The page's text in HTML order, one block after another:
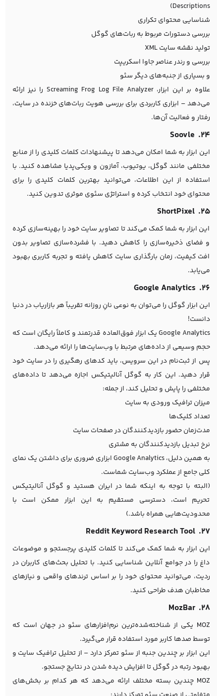
Descriptions)
شناسایی محتوای تکراری
بررسی دستورات مربوط به ربات‌های گوگل
تولید نقشه سایت XML
بررسی و رندر عناصر جاوا اسکریپت
و بسیاری از جنبه‌های دیگر سئو
علاوه بر این ابزار، Screaming Frog Log File Analyzer را نیز ارائه
می‌دهد – ابزاری کاربردی برای بررسی هویت ربات‌های خزنده در سایت،
رفتار و فعالیت آن‌ها.
۲۴. Soovle
این ابزار به شما امکان می‌دهد تا پیشنهادات کلمات کلیدی را از منابع
مختلفی مانند گوگل، یوتیوب، آمازون و ویکی‌پدیا مشاهده کنید. با
استفاده از این اطلاعات، می‌توانید بهترین کلمات کلیدی را برای
محتوای خود انتخاب کرده و استراتژی سئوی موثری تدوین کنید.
۲۵. ShortPixel
این ابزار به شما کمک می‌کند تا تصاویر سایت خود را بهینه‌سازی کرده
و فضای ذخیره‌سازی را کاهش دهید. با فشرده‌سازی تصاویر بدون
افت کیفیت، زمان بارگذاری سایت کاهش یافته و تجربه کاربری بهبود
می‌یابد.
۲۶. Google Analytics
این ابزار گوگل را می‌توان به نوعی نانِ روزانه تقریباً هر بازاریاب در دنیا
دانست!
Google Analytics یک ابزار فوق‌العاده قدرتمند و کاملاً رایگان است که
حجم وسیعی از داده‌های مرتبط با وب‌سایت‌ها را ارائه می‌دهد.
پس از ثبت‌نام در این سرویس، باید کدهای رهگیری را در سایت خود
قرار دهید. این کار به گوگل آنالیتیکس اجازه می‌دهد تا داده‌های
مختلفی را پایش و تحلیل کند، از جمله:
میزان ترافیک ورودی به سایت
تعداد کلیک‌ها
مدت‌زمان حضور بازدیدکنندگان در صفحات سایت
نرخ تبدیل بازدیدکنندگان به مشتری
به همین دلیل، Google Analytics ابزاری ضروری برای داشتن یک نمای
کلی جامع از عملکرد وب‌سایت شماست.
(البته با توجه به اینکه شما در ایران هستید و گوگل آنالیتیکس
تحریم است، دسترسی مستقیم به این ابزار ممکن است با
محدودیت‌هایی همراه باشد.)
۲۷. Reddit Keyword Research Tool
این ابزار به شما کمک می‌کند تا کلمات کلیدی پرجستجو و موضوعات
داغ را در جوامع آنلاین شناسایی کنید. با تحلیل بحث‌های کاربران در
ردیت، می‌توانید محتوای خود را بر اساس ترندهای واقعی و نیازهای
مخاطبان هدف طراحی کنید.
۲۸. MozBar
MOZ یکی از شناخته‌شده‌ترین نرم‌افزارهای سئو در جهان است که
توسط صدها کاربر مورد استفاده قرار می‌گیرد.
این ابزار بر چندین جنبه از سئو تمرکز دارد – از تحلیل ترافیک سایت و
بهبود رتبه در گوگل تا افزایش دیده شدن در نتایج جستجو.
MOZ چندین بسته مختلف ارائه می‌دهد که هر کدام بر بخش‌های